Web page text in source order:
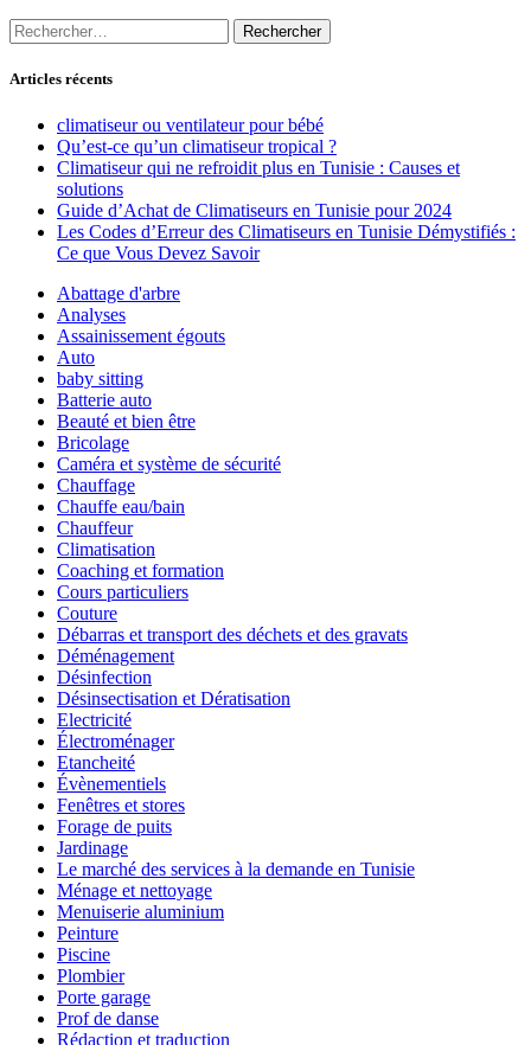
Rechercher :
Articles récents
climatiseur ou ventilateur pour bébé
Qu’est-ce qu’un climatiseur tropical ?
Climatiseur qui ne refroidit plus en Tunisie : Causes et
solutions
Guide d’Achat de Climatiseurs en Tunisie pour 2024
Les Codes d’Erreur des Climatiseurs en Tunisie Démystifiés :
Ce que Vous Devez Savoir
Abattage d'arbre
Analyses
Assainissement égouts
Auto
baby sitting
Batterie auto
Beauté et bien être
Bricolage
Caméra et système de sécurité
Chauffage
Chauffe eau/bain
Chauffeur
Climatisation
Coaching et formation
Cours particuliers
Couture
Débarras et transport des déchets et des gravats
Déménagement
Désinfection
Désinsectisation et Dératisation
Electricité
Électroménager
Etancheité
Évènementiels
Fenêtres et stores
Forage de puits
Jardinage
Le marché des services à la demande en Tunisie
Ménage et nettoyage
Menuiserie aluminium
Peinture
Piscine
Plombier
Porte garage
Prof de danse
Rédaction et traduction